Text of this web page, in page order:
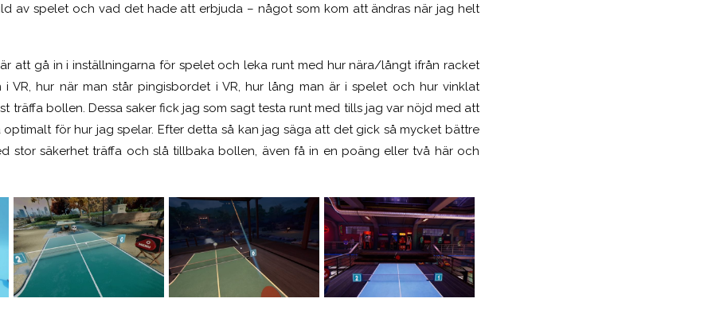
av spelet och vad det hade att erbjuda – något som kom att ändras när jag helt
att gå in i inställningarna för spelet och leka runt med hur nära/långt ifrån racket
VR, hur när man står pingisbordet i VR, hur lång man är i spelet och hur vinklat
träffa bollen. Dessa saker fick jag som sagt testa runt med tills jag var nöjd med att
för hur jag spelar. Efter detta så kan jag säga att det gick så mycket bättre
stor säkerhet träffa och slå tillbaka bollen, även få in en poäng eller två här och